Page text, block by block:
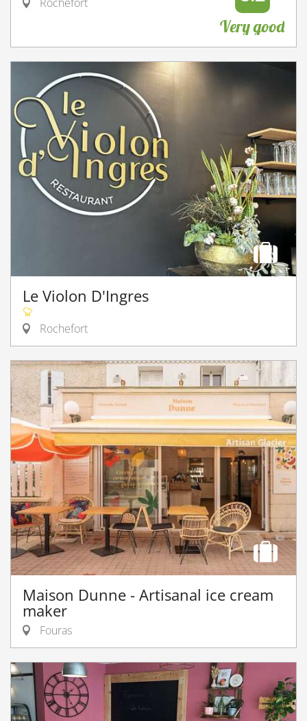
Very good
Le Violon D'Ingres
Rochefort
Maison Dunne - Artisanal ice cream
maker
Fouras